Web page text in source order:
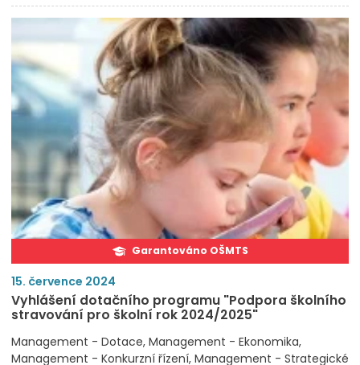
Garantováno OŠMTS
15. července 2024
Vyhlášení dotačního programu "Podpora školního
stravování pro školní rok 2024/2025"
Management - Dotace Management - Ekonomika
Management - Konkurzní řízení Management - Strategické